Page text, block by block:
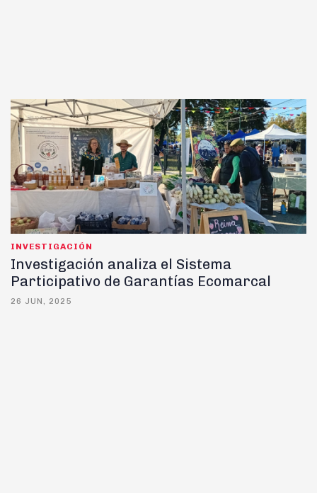
INVESTIGACIÓN
Investigación analiza el Sistema
Participativo de Garantías Ecomarcal
26 JUN, 2025